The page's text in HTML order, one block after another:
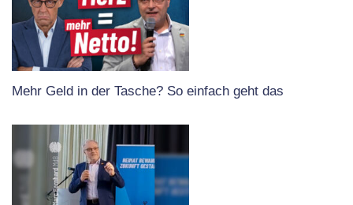
Mehr Geld in der Tasche? So einfach geht das